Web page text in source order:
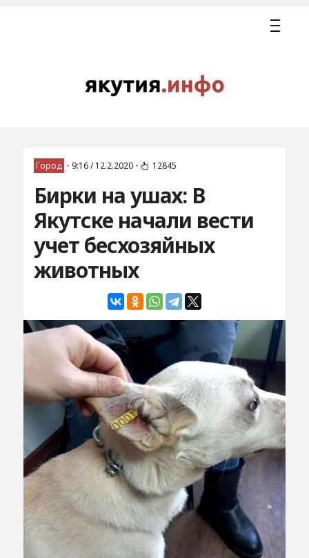
Город • 9:16 / 12.2.2020 • 12845
Бирки на ушах: В
Якутске начали вести
учет бесхозяйных
животных